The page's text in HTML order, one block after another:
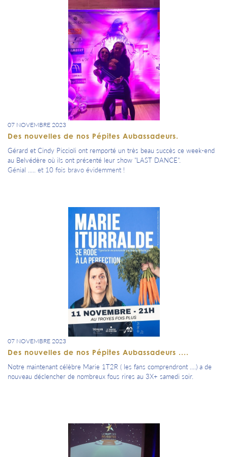
=> inscription dans ton agenda.
07 NOVEMBRE 2023
Des nouvelles de nos Pépites Aubassadeurs.
Gérard et Cindy Piccioli ont remporté un très beau succès ce week-end
au Belvédère où ils ont présenté leur show "LAST DANCE".
Génial ..... et 10 fois bravo évidemment !
07 NOVEMBRE 2023
Des nouvelles de nos Pépites Aubassadeurs ....
Notre maintenant célèbre Marie 1T2R ( les fans comprendront ....) a de
nouveau déclencher de nombreux fous rires au 3X+ samedi soir.